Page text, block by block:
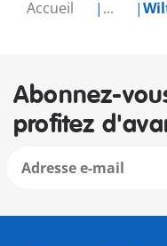
Accueil ...
Abonnez-
profitez